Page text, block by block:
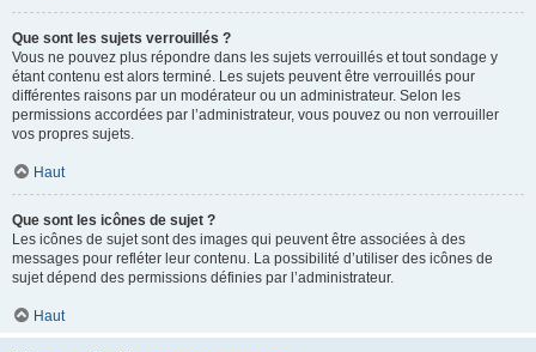
Que sont les sujets verrouillés ?
Vous ne pouvez plus répondre dans les sujets verrouillés et tout sondage y
étant contenu est alors terminé. Les sujets peuvent être verrouillés pour
différentes raisons par un modérateur ou un administrateur. Selon les
permissions accordées par l’administrateur, vous pouvez ou non verrouiller
vos propres sujets.
Haut
Que sont les icônes de sujet ?
Les icônes de sujet sont des images qui peuvent être associées à des
messages pour refléter leur contenu. La possibilité d’utiliser des icônes de
sujet dépend des permissions définies par l’administrateur.
Haut